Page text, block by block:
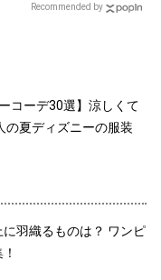
Recommended by
コーデ30選】涼しくて
の夏ディズニーの服装
羽織るものは？ ワンピ